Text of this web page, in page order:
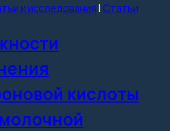
и исследования | Статьи
кислоты